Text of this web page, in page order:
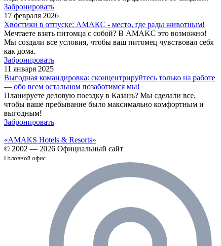
Забронировать
17 февраля 2026
Хвостики в отпуске: АМАКС - место, где рады животным!
Мечтаете взять питомца с собой? В AMAKС это возможно!
Мы создали все условия, чтобы ваш питомец чувствовал себя
как дома.
Забронировать
11 января 2025
Выгодная командировка: сконцентрируйтесь только на работе
— обо всем остальном позаботимся мы!
Планируете деловую поездку в Казань? Мы сделали все,
чтобы ваше пребывание было максимально комфортным и
выгодным!
Забронировать
«AMAKS Hotels & Resorts»
© 2002 — 2026 Официальный сайт
Головной офис